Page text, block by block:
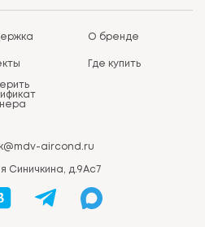
О бренде
Где купить
aircond.ru
Синичкина, д.9Ас7